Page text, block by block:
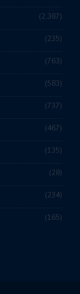
2,387
235
763
583
737
467
135
28
234
165